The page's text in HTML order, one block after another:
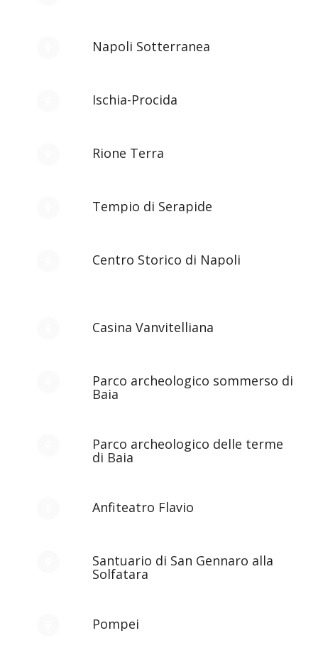
Napoli Sotterranea
Ischia-Procida
Rione Terra
Tempio di Serapide
Centro Storico di Napoli
Casina Vanvitelliana
Parco archeologico sommerso di
Baia
Parco archeologico delle terme
di Baia
Anfiteatro Flavio
Santuario di San Gennaro alla
Solfatara
Pompei